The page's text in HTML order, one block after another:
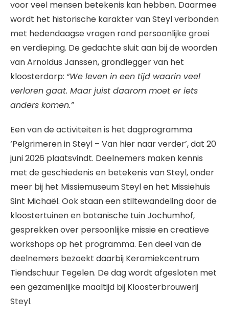
voor veel mensen betekenis kan hebben. Daarmee
wordt het historische karakter van Steyl verbonden
met hedendaagse vragen rond persoonlijke groei
en verdieping. De gedachte sluit aan bij de woorden
van Arnoldus Janssen, grondlegger van het
kloosterdorp: “We leven in een tijd waarin veel
verloren gaat. Maar juist daarom moet er iets
anders komen.”
Een van de activiteiten is het dagprogramma
‘Pelgrimeren in Steyl – Van hier naar verder’, dat 20
juni 2026 plaatsvindt. Deelnemers maken kennis
met de geschiedenis en betekenis van Steyl, onder
meer bij het Missiemuseum Steyl en het Missiehuis
Sint Michaël. Ook staan een stiltewandeling door de
kloostertuinen en botanische tuin Jochumhof,
gesprekken over persoonlijke missie en creatieve
workshops op het programma. Een deel van de
deelnemers bezoekt daarbij Keramiekcentrum
Tiendschuur Tegelen. De dag wordt afgesloten met
een gezamenlijke maaltijd bij Kloosterbrouwerij
Steyl.